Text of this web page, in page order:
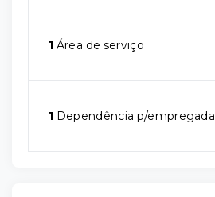
1 Área de serviço
1 Dependência p/empregada